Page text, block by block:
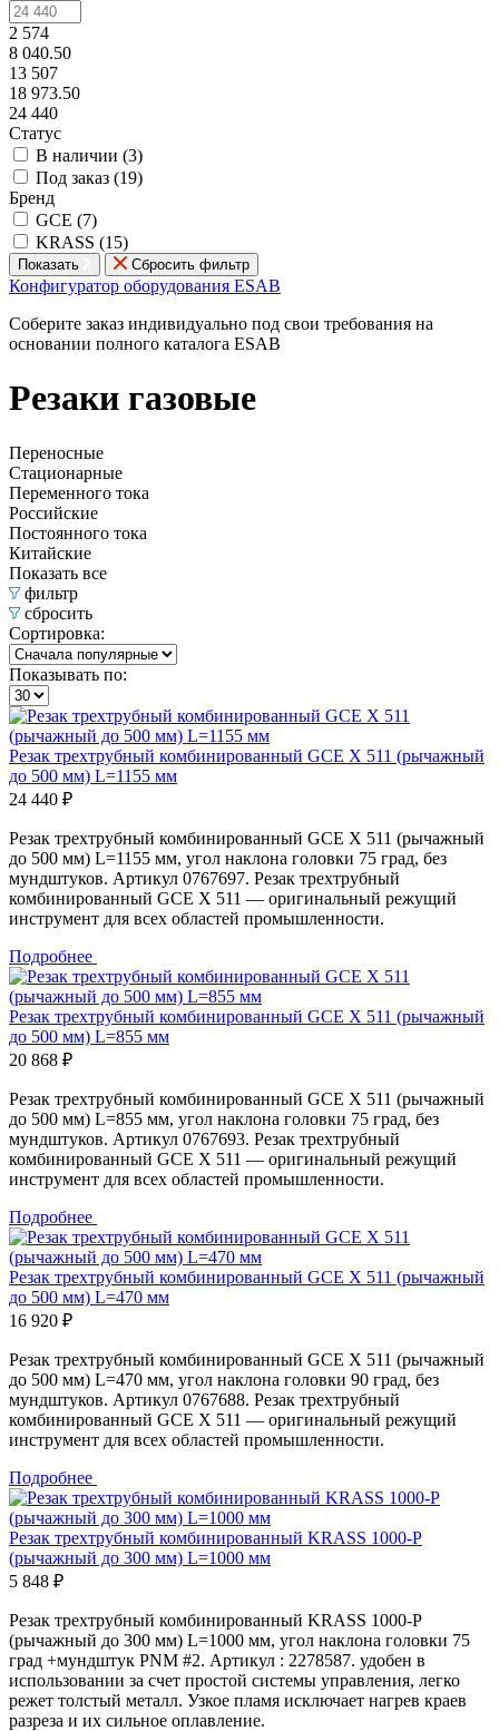
2 574
8 040.50
13 507
18 973.50
24 440
Статус
В наличии (3)
Под заказ (19)
Бренд
GCE (7)
KRASS (15)
Показать Сбросить фильтр
Конфигуратор оборудования ESAB
Соберите заказ индивидуально под свои требования на
основании полного каталога ESAB
Резаки газовые
Переносные
Стационарные
Переменного тока
Российские
Постоянного тока
Китайские
Показать все
фильтр
сбросить
Сортировка:
Показывать по:
Резак трехтрубный комбинированный GCE Х 511 (рычажный
до 500 мм) L=1155 мм
24 440 ₽
Резак трехтрубный комбинированный GCE Х 511 (рычажный
до 500 мм) L=1155 мм, угол наклона головки 75 град, без
мундштуков. Артикул 0767697. Резак трехтрубный
комбинированный GCE Х 511 — оригинальный режущий
инструмент для всех областей промышленности.
Подробнее
Резак трехтрубный комбинированный GCE Х 511 (рычажный
до 500 мм) L=855 мм
20 868 ₽
Резак трехтрубный комбинированный GCE Х 511 (рычажный
до 500 мм) L=855 мм, угол наклона головки 75 град, без
мундштуков. Артикул 0767693. Резак трехтрубный
комбинированный GCE Х 511 — оригинальный режущий
инструмент для всех областей промышленности.
Подробнее
Резак трехтрубный комбинированный GCE Х 511 (рычажный
до 500 мм) L=470 мм
16 920 ₽
Резак трехтрубный комбинированный GCE Х 511 (рычажный
до 500 мм) L=470 мм, угол наклона головки 90 град, без
мундштуков. Артикул 0767688. Резак трехтрубный
комбинированный GCE Х 511 — оригинальный режущий
инструмент для всех областей промышленности.
Подробнее
Резак трехтрубный комбинированный KRASS 1000-Р
(рычажный до 300 мм) L=1000 мм
5 848 ₽
Резак трехтрубный комбинированный KRASS 1000-Р
(рычажный до 300 мм) L=1000 мм, угол наклона головки 75
град +мундштук PNM #2. Артикул : 2278587. удобен в
использовании за счет простой системы управления, легко
режет толстый металл. Узкое пламя исключает нагрев краев
разреза и их сильное оплавление.